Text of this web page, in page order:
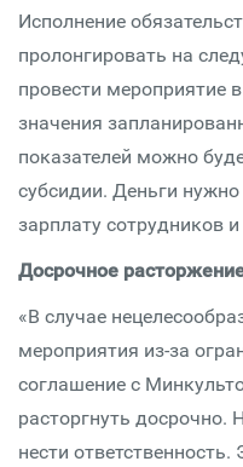
Исполнение
пролонгировать на
провести мероприятие
значения
показателей можно
субсидии. Деньги
зарплату сотрудников
Досрочное
«В случае
мероприятия из-за
соглашение с
расторгнуть досрочно.
нести